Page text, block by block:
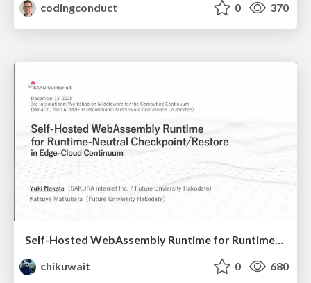
codingconduct
0 370
Self-Hosted WebAssembly Runtime for Runtime-Neutral Checkpoint/Restore in Edge–Cloud Continuum
chikuwait
0 680